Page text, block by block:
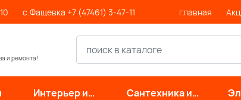
с.Фащевка +7 (47461) 3-47-11 главная
и ремонта!
Интерьер и
Сантехника и